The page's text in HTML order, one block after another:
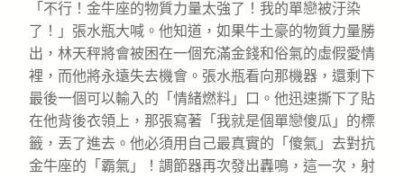
「不行！金牛座的物質力量太強了！我的單戀被汙染
了！」張水瓶大喊。他知道，如果牛土豪的物質力量勝
出，林天秤將會被困在一個充滿金錢和俗氣的虛假愛情
裡，而他將永遠失去機會。張水瓶看向那機器，還剩下
最後一個可以輸入的「情緒燃料」口。他迅速撕下了貼
在他背後衣領上，那張寫著「我就是個單戀傻瓜」的標
籤，丟了進去。他必須用自己最真實的「傻氣」去對抗
金牛座的「霸氣」！調節器再次發出轟鳴，這一次，射